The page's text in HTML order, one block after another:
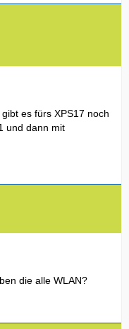
es fürs XPS17 noch
und dann mit
die alle WLAN?